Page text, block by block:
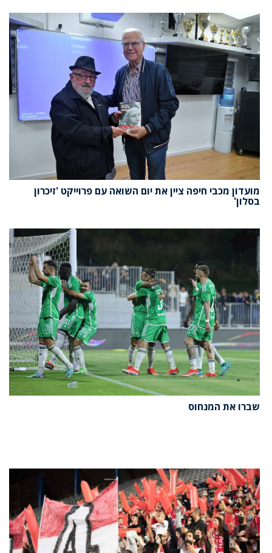
מועדון מכבי חיפה ציין את יום השואה עם פרוייקט 'זיכרון
בסלון'
שברו את המנחוס